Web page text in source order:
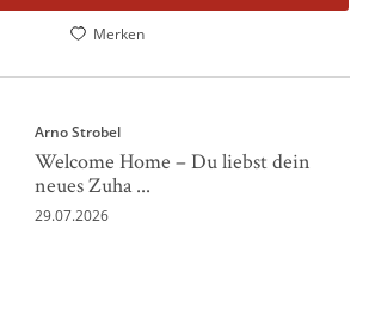
Merken
Arno Strobel
Welcome Home – Du liebst dein
neues Zuha ...
29.07.2026